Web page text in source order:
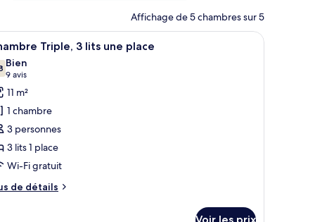
Affichage de 5 chambres sur 5
insonorisées, Wi-Fi gratuit, draps fournis
:
Un lit superposé avec une échelle, une
4 Triple, 3 lits une place
sur 10
Bien
9 avis
(9 avis)
11 m²
1 chambre
3 personnes
3 lits 1 place
Wi-Fi gratuit
de détails